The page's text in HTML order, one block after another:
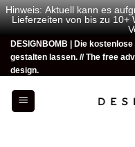
Hinweis: Aktuell kann es
Lieferzeiten von bis zu 10+
Zum
Inhalt
springen
DESIGNBOMB | Die
gestalten lassen. // The free
design.